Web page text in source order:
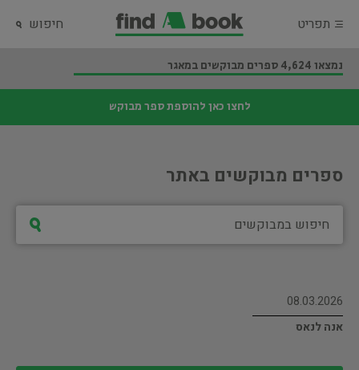
תפריט חיפוש
נמצאו 4,624 ספרים מבוקשים במאגר
לחצו כאן להוספת ספר מבוקש
ספרים מבוקשים באתר
08.03.2026
אנה לנאס